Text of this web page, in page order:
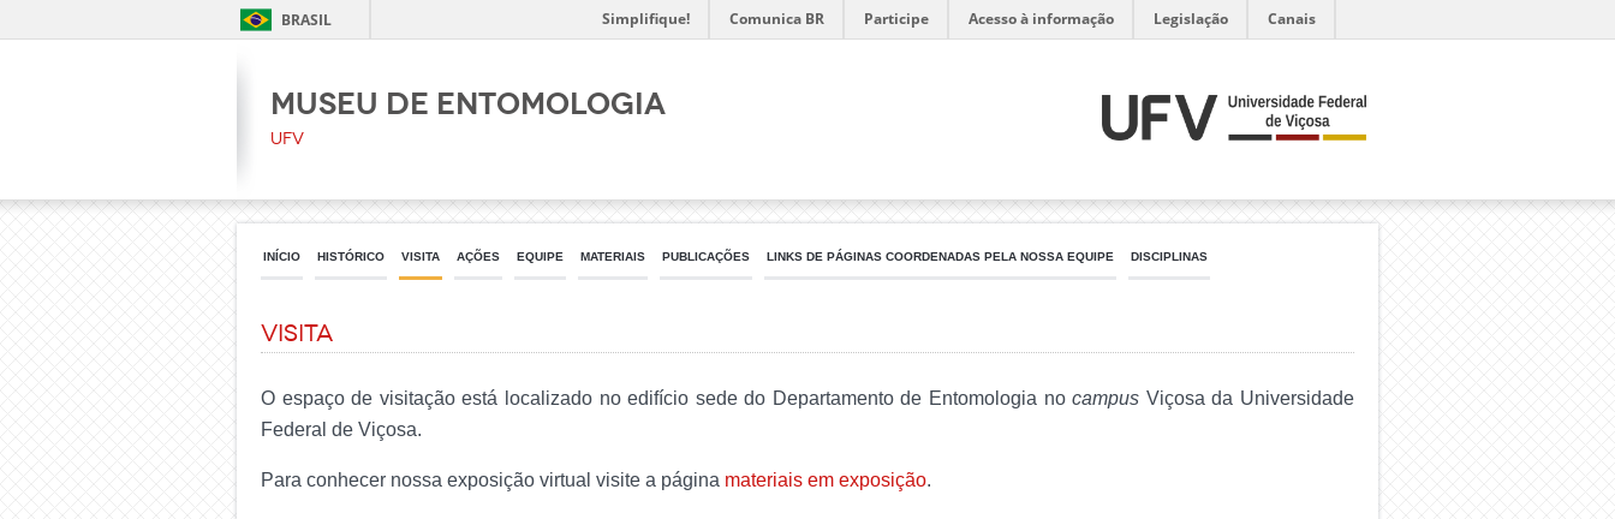
BRASIL Simplifique! Comunica BR Participe Acesso à informação Legislação Canais
Museu de Entomologia
UFV
INÍCIO HISTÓRICO VISITA AÇÕES EQUIPE MATERIAIS PUBLICAÇÕES LINKS DE PÁGINAS COORDENADAS PELA NOSSA EQUIPE DISCIPLINAS
Visita
O espaço de visitação está localizado no edifício sede do Departamento de Entomologia nocampus Viçosa da Universidade
Federal de Viçosa.
Para conhecer nossa exposição virtual visite a página materiais em exposição.